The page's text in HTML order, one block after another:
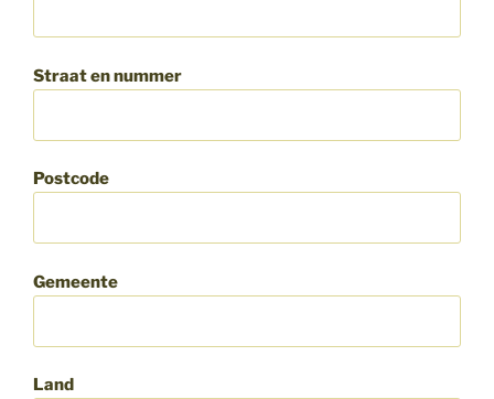
Straat en nummer
Postcode
Gemeente
Land